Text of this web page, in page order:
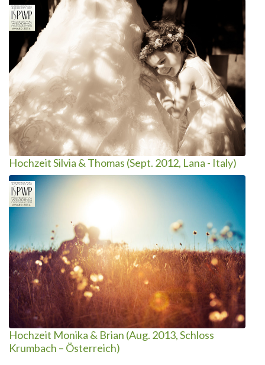
Hochzeit Silvia & Thomas (Sept. 2012, Lana - Italy)
Hochzeit Monika & Brian (Aug. 2013, Schloss
Krumbach – Österreich)